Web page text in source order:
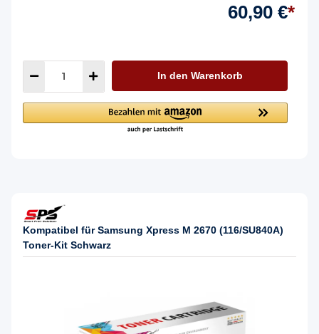
60,90 €*
In den Warenkorb
Kompatibel für Samsung Xpress M 2670 (116/SU840A)
Toner-Kit Schwarz